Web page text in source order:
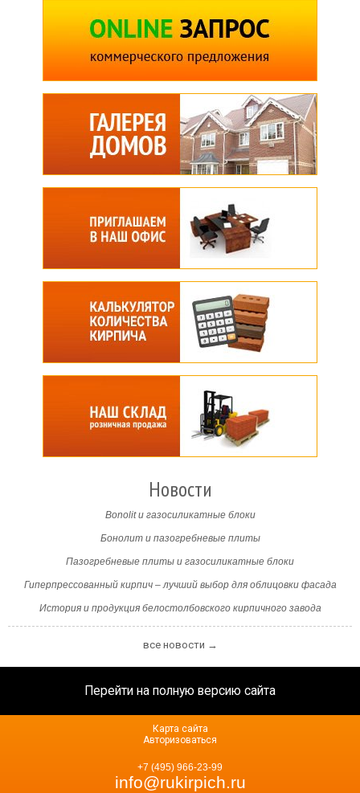
Новости
Bonolit и газосиликатные блоки
Бонолит и пазогребневые плиты
Пазогребневые плиты и газосиликатные блоки
Гиперпрессованный кирпич – лучший выбор для облицовки фасада
История и продукция белостолбовского кирпичного завода
все новости →
Перейти на полную версию сайта
+7 (495) 966-23-99
info@rukirpich.ru
Карта сайта
Авторизоваться